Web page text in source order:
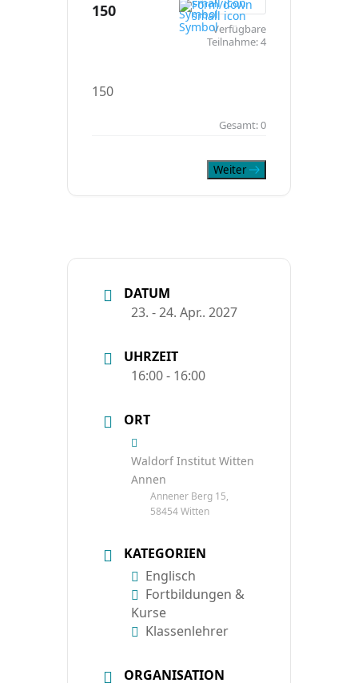
150
Verfügbare
Teilnahme:4
150
Gesamt:0
Weiter
DATUM
23. - 24. Apr.. 2027
UHRZEIT
16:00 - 16:00
ORT
Waldorf Institut Witten
Annen
Annener Berg 15,
58454 Witten
KATEGORIEN
Englisch
Fortbildungen &
Kurse
Klassenlehrer
ORGANISATION